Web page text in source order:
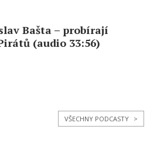
Bašta – probírají
(audio 33:56)
VŠECHNY PODCASTY >